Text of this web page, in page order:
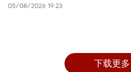
05/08/2026 19:23
下载更多